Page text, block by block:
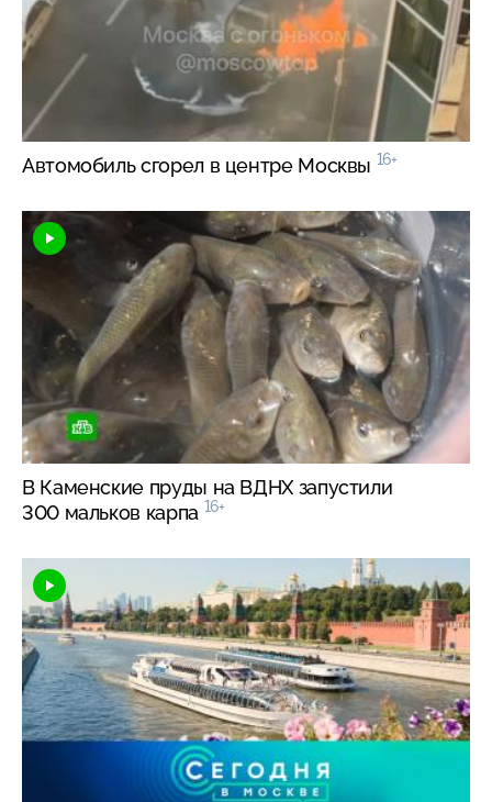
Автомобиль сгорел в центре Москвы 16+
В Каменские пруды на ВДНХ запустили
300 мальков карпа 16+